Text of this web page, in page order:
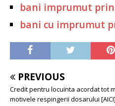
bani imprumut
bani cu imprumut
PREVIOUS
Credit pentru locuinta acordat tot
motivele respingerii dosarului [AICI]